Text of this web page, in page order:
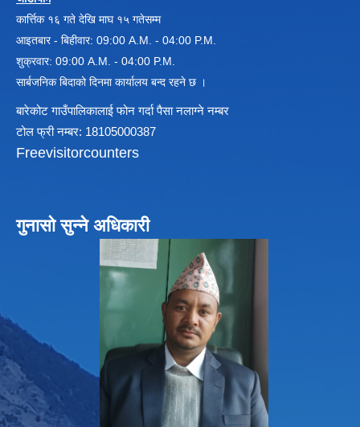
कार्त्तिक १६ गते देखि माघ १५ गतेसम्म
आइतबार - बिहीवार: 09:00 A.M. - 04:00 P.M.
शुक्रवार: 09:00 A.M. - 04:00 P.M.
सार्बजनिक बिदाको दिनमा कार्यालय बन्द रहने छ ।
बारेकोट गाउँपालिकालाई फोन गर्दा पैसा नलाग्ने नम्बर
टोल फ्री नम्बर: 18105000387
Freevisitorcounters
गुनासो सुन्ने अधिकारी